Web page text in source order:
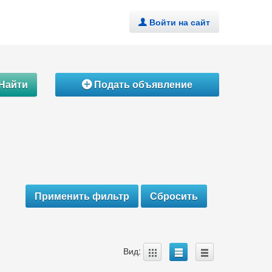
. Войти на сайт
ÁПодать объявление
Вид: A B C